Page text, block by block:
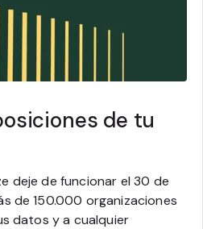
de tu
deje de funcionar el 30 de
de 150.000 organizaciones
datos y a cualquier